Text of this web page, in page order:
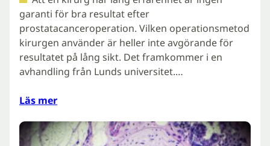
garanti för bra resultat efter
prostatacanceroperation. Vilken operationsmetod
kirurgen använder är heller inte avgörande för
resultatet på lång sikt. Det framkommer i en
avhandling från Lunds universitet.…
Läs mer